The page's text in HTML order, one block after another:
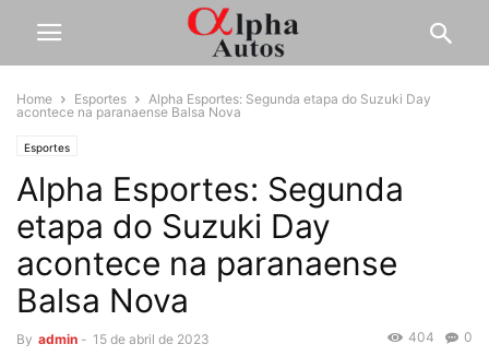
Home Esportes
Alpha Esportes: Segunda etapa do Suzuki Day
acontece na paranaense Balsa Nova
Esportes
Alpha Esportes: Segunda
etapa do Suzuki Day
acontece na paranaense
Balsa Nova
By admin - 15 de abril de 2023 0
404